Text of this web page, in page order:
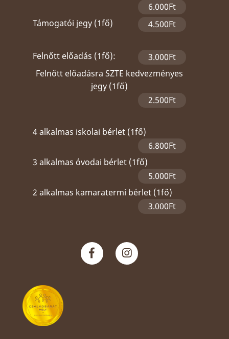
6.000Ft
Támogatói jegy (1fő)
4.500Ft
Felnőtt előadás (1fő):
3.000Ft
Felnőtt előadásra SZTE kedvezményes
jegy (1fő)
2.500Ft
4 alkalmas iskolai bérlet (1fő)
6.800Ft
3 alkalmas óvodai bérlet (1fő)
5.000Ft
2 alkalmas kamaratermi bérlet (1fő)
3.000Ft